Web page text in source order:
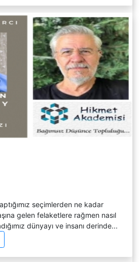
seçimlerden ne kadar
gelen felaketlere rağmen nasıl
dünyayı ve insanı derinde...